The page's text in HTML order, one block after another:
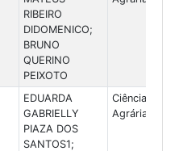
RIBEIRO
DIDOMENICO;
BRUNO
QUERINO
PEIXOTO
EDUARDA
GABRIELLY
PIAZA DOS
SANTOS1;
Ciências
Agrárias